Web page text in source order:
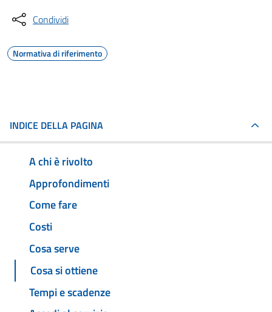
Condividi
Normativa di riferimento
INDICE DELLA PAGINA
A chi è rivolto
Approfondimenti
Come fare
Costi
Cosa serve
Cosa si ottiene
Tempi e scadenze